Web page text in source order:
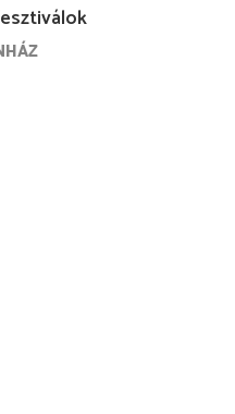
2015